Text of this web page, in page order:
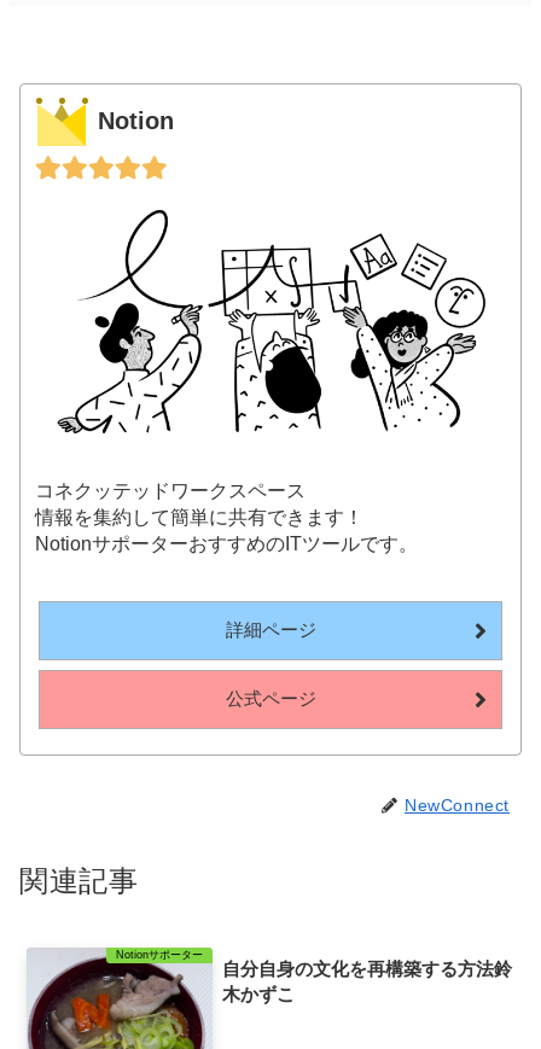
Notion
コネクッテッドワークスペース
情報を集約して簡単に共有できます！
NotionサポーターおすすめのITツールです。
詳細ページ
公式ページ
NewConnect
関連記事
Notionサポーター
自分自身の文化を再構築する方法鈴
木かずこ